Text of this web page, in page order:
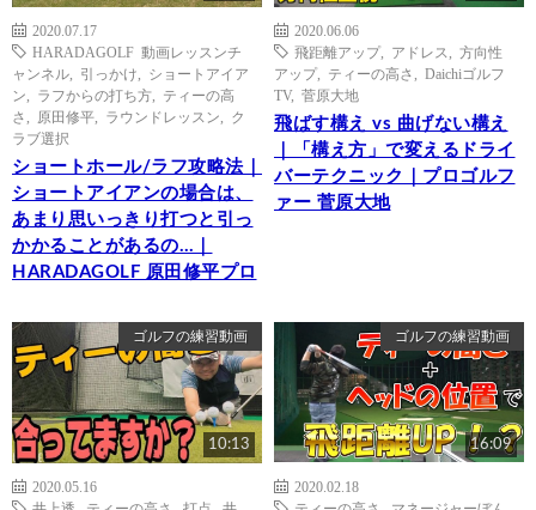
2020.07.17
HARADAGOLF 動画レッスンチ
ャンネル
引っかけ
ショートアイア
ン
ラフからの打ち方
ティーの高
さ
原田修平 ラウンドレッスン
ク
ラブ選択
ショートホール/ラフ攻略法｜
ショートアイアンの場合は、
あまり思いっきり打つと引っ
かかることがあるの…｜
HARADAGOLF 原田修平プロ
2020.06.06
飛距離アップ, アドレス
方向性
アップ, ティーの高さ
Daichiゴルフ
TV, 菅原大地
飛ばす構え vs 曲げない構え
｜「構え方」で変えるドライ
バーテクニック｜プロゴルフ
ァー 菅原大地
ゴルフの練習動画
10:13
2020.05.16
ゴルフの練習動画
16:09
2020.02.18